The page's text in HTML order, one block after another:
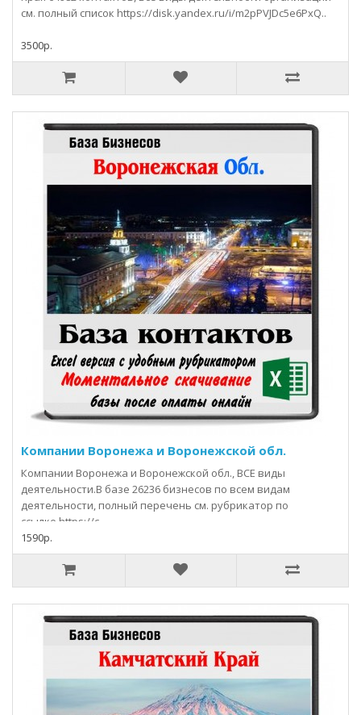
см. полный список https://disk.yandex.ru/i/m2pPVJDc5e6PxQ..
3500р.
Компании Воронежа и Воронежской обл.
Компании Воронежа и Воронежской обл., ВСЕ виды
деятельности.В базе 26236 бизнесов по всем видам
деятельности, полный перечень см. рубрикатор по
ссылке https://c..
1590р.